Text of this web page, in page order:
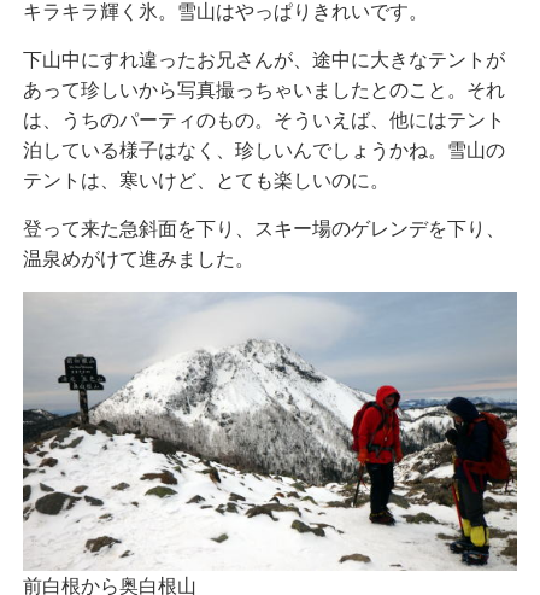
キラキラ輝く氷。雪山はやっぱりきれいです。
下山中にすれ違ったお兄さんが、途中に大きなテントが
あって珍しいから写真撮っちゃいましたとのこと。それ
は、うちのパーティのもの。そういえば、他にはテント
泊している様子はなく、珍しいんでしょうかね。雪山の
テントは、寒いけど、とても楽しいのに。
登って来た急斜面を下り、スキー場のゲレンデを下り、
温泉めがけて進みました。
前白根から奥白根山